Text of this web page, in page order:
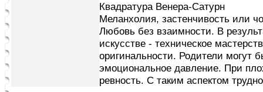
Квадратура Венера-Сатурн
Меланхолия, застенчивость или
Любовь без взаимности. В
искусстве - техническое
оригинальности. Родители могут
эмоциональное давление. При
ревность. С таким аспектом